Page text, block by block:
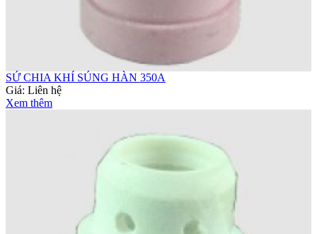
SỨ CHIA KHÍ SÚNG HÀN 350A
Giá: Liên hệ
Xem thêm